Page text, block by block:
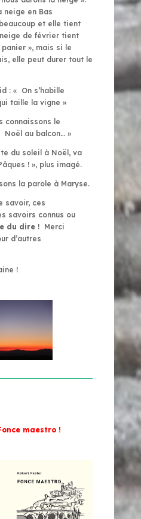
neige en Bas
et elle tient
de février tient
panier », mais si le
elle peut durer tout le
: « On s’habille
taille la vigne »
connaissons le
Noël au balcon… »
du soleil à Noël, va
! », plus imagé.
la parole à Maryse.
savoir, ces
savoirs connus ou
du dire! Merci
d’autres
!
maestro !